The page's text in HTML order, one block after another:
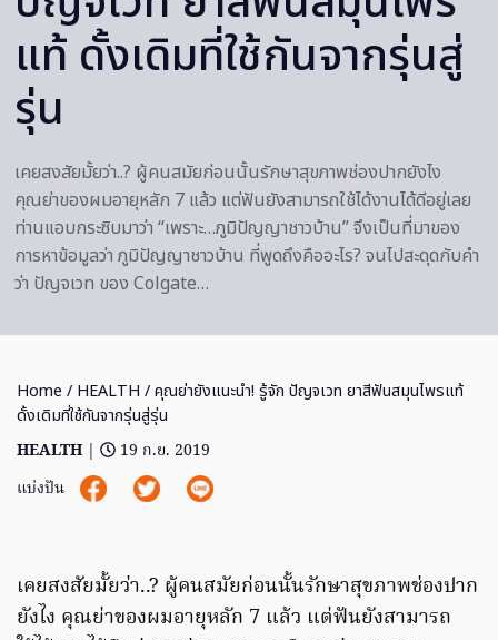
แท้ ดั้งเดิมที่ใช้กันจากรุ่นสู่
รุ่น
เคยสงสัยมั้ยว่า..? ผู้คนสมัยก่อนนั้นรักษาสุขภาพช่องปากยังไง
คุณย่าของผมอายุหลัก 7 แล้ว แต่ฟันยังสามารถใช้ได้งานได้ดีอยู่เลย
ท่านแอบกระซิบมาว่า “เพราะ…ภูมิปัญญาชาวบ้าน” จึงเป็นที่มาของ
การหาข้อมูลว่า ภูมิปัญญาชาวบ้าน ที่พูดถึงคืออะไร? จนไปสะดุดกับคำ
ว่า ปัญจเวท ของ Colgate…
Home / HEALTH / คุณย่ายังแนะนำ! รู้จัก ปัญจเวท ยาสีฟันสมุนไพรแท้
ดั้งเดิมที่ใช้กันจากรุ่นสู่รุ่น
HEALTH |
19 ก.ย. 2019
แบ่งปัน
เคยสงสัยมั้ยว่า..? ผู้คนสมัยก่อนนั้นรักษาสุขภาพช่องปาก
ยังไง คุณย่าของผมอายุหลัก 7 แล้ว แต่ฟันยังสามารถ